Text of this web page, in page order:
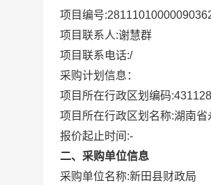
项目编号:
项目联系人:谢慧群
项目联系电话:/
采购计划信息：
项目所在行政区划编码:431128
项目所在行政区划名称:湖南省
报价起止时间:-
二、采购单位信息
采购单位名称:新田县财政局